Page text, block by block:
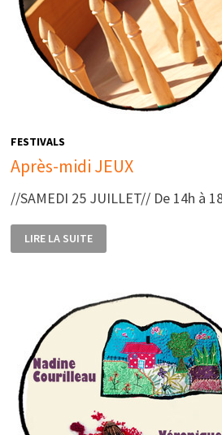
FESTIVALS
Après-midi JEUX
//SAMEDI 25 JUILLET// De 14h à
APRÈS-
MIDI
JEUX
LIRE LA SUITE